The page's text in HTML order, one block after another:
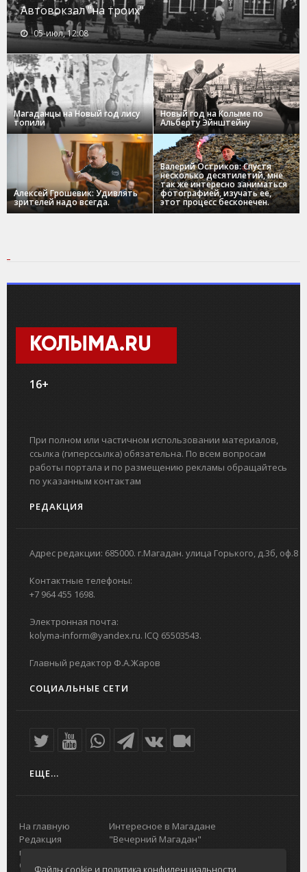
Автовокзал "на троих"
05-июл, 12:08
Магаданцы на Новый год лису
топили
Новый год на Колыме по
Альберту Эйнштейну
Алексей Грошевик: Удивлять
зрителей надо всегда.
Валерий Остриков: Спустя
несколько десятилетий, мне
так же интересно заниматься
фотографией, изучать ее,
этот процесс бесконечен.
КОЛЫМА.RU
16+
При полном или частичном использовании материалов,
ссылка (гиперссылка) обязательна. По всем вопросам
работы портала и по размещению рекламы обращайтесь
по указанным контактам
РЕДАКЦИЯ
Адрес редакции: 685000. г.Магадан. улица Горького, д.3б, оф.8
Контактные телефоны:
+7 964 455 1698.
Электронная почта:
kolyma-inform@yandex.ru. ICQ 65503543.
Главный редактор Ф.А.Жаров
СОЦИАЛЬНЫЕ СЕТИ
ЕЩЕ...
На главную
Редакция
портала
О проекте
Интересное в Магадане
"Вечерний Магадан"
Городская доска объявлений
Реклама
Файлы cookie и политика конфиденциальности.